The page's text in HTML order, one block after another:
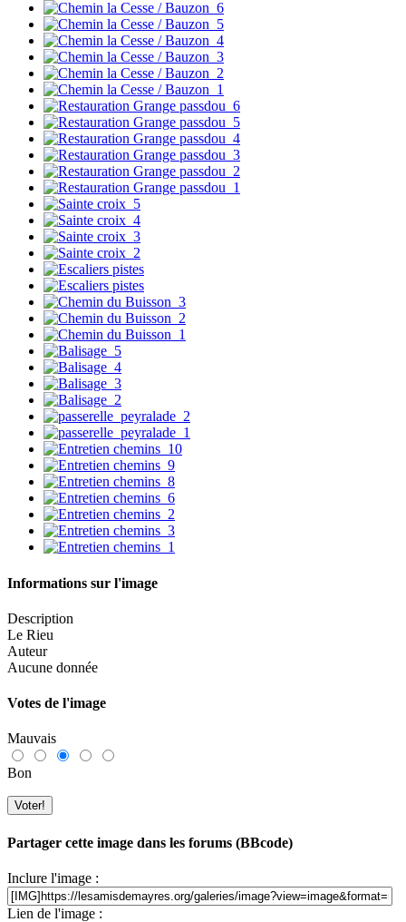
Informations sur l'image
Description
Le Rieu
Auteur
Aucune donnée
Votes de l'image
Mauvais
Bon
Partager cette image dans les forums (BBcode)
Inclure l'image :
Lien de l'image :